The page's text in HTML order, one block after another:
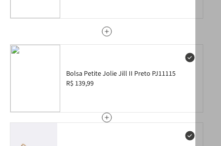
Bolsa Petite Jolie Jill II Preto PJ11115
R$ 139,99